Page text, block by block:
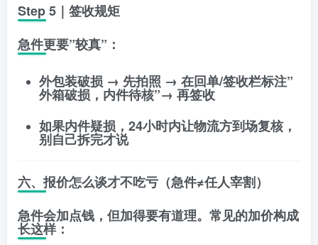
Step 5｜签收规矩
急件更要”较真”：
外包装破损 → 先拍照 → 在回单/签收栏标注”
外箱破损，内件待核”→ 再签收
如果内件疑损，24小时内让物流方到场复核，
别自己拆完才说
六、报价怎么谈才不吃亏（急件≠任人宰割）
急件会加点钱，但加得要有道理。常见的加价构成
长这样：